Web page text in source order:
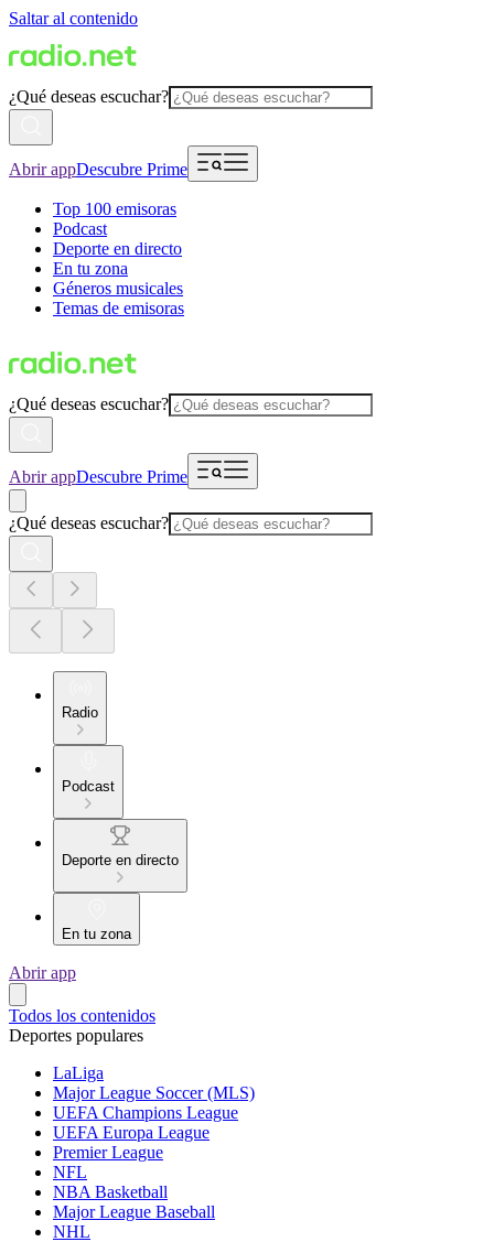
Saltar al contenido
¿Qué deseas escuchar?
Abrir appDescubre Prime
Top 100 emisoras
Podcast
Deporte en directo
En tu zona
Géneros musicales
Temas de emisoras
¿Qué deseas escuchar?
Abrir appDescubre Prime
¿Qué deseas escuchar?
Radio
Podcast
Deporte en directo
En tu zona
Abrir app
Todos los contenidos
Deportes populares
LaLiga
Major League Soccer (MLS)
UEFA Champions League
UEFA Europa League
Premier League
NFL
NBA Basketball
Major League Baseball
NHL